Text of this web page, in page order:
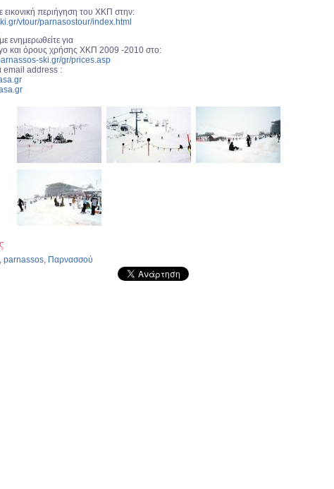
εικονική περιήγηση του ΧΚΠ στην:
vtour/parnasostour/index.html
ενημερωθείτε για
και όρους χρήσης ΧΚΠ 2009 -2010 στο:
ski.gr/gr/prices.asp
email address :
, parnassos, Παρνασσού